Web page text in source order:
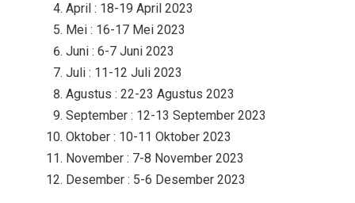
April : 18-19 April 2023
Mei : 16-17 Mei 2023
Juni : 6-7 Juni 2023
Juli : 11-12 Juli 2023
Agustus : 22-23 Agustus 2023
September : 12-13 September 2023
Oktober : 10-11 Oktober 2023
November : 7-8 November 2023
Desember : 5-6 Desember 2023